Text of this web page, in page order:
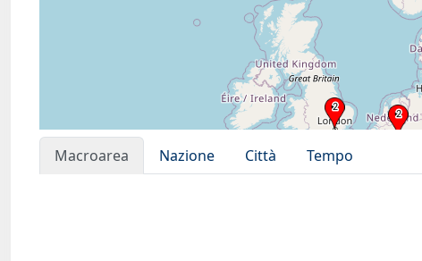
Macroarea Nazione Città
Tempo